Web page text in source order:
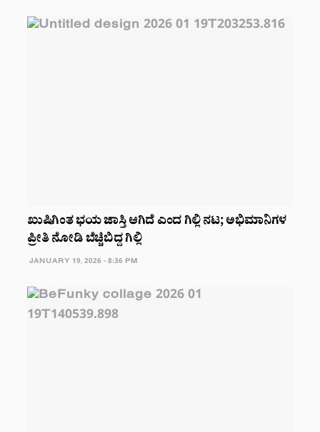
ಖುಷಿಗಿಂತ ಭಯ ಜಾಸ್ತಿ ಆಗಿದೆ ಎಂದ ಗಿಲ್ಲಿ ನಟ; ಅಭಿಮಾನಿಗಳ
ಪ್ರೀತಿ ನೋಡಿ ಬೆಚ್ಚಿಬಿದ್ದ ಗಿಲ್ಲಿ
JANUARY 19, 2026 - 8:36 PM